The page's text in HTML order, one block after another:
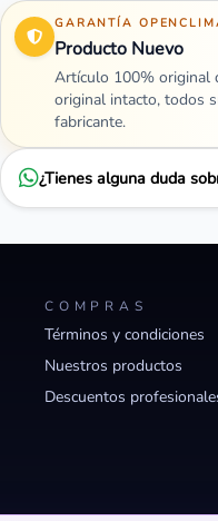
GARANTÍA
Producto Nuevo
Artículo 100% original
original intacto, todos
fabricante.
¿Tienes alguna duda
COMPRAS
Términos y condiciones
Nuestros productos
Descuentos